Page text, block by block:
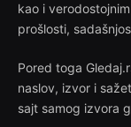
kao i
prošlosti,
Pored toga
naslov, izvor i
sajt samog izvora